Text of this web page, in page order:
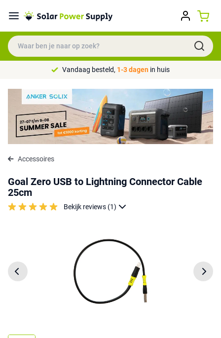
Vandaag besteld, 1-3 dagen in huis
Accessoires
Goal Zero USB to Lightning Connector Cable
25cm
Bekijk reviews (1)